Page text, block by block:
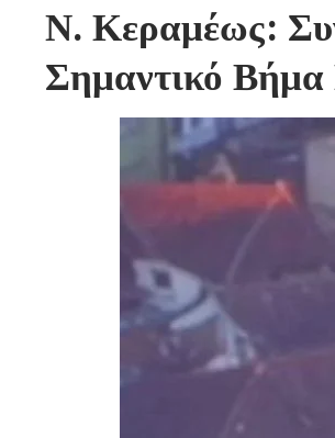
Ν. Κεραμέως:
Σημαντικό Βήμα